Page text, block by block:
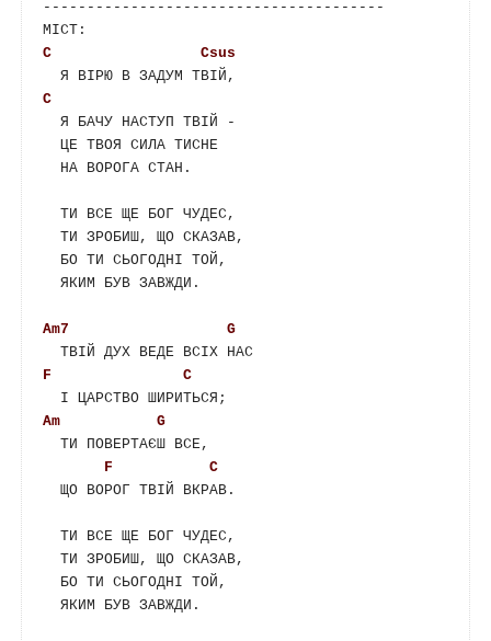
---------------------------------------
C
Csus
C
Am7
G
F
C
Am
G
F
C